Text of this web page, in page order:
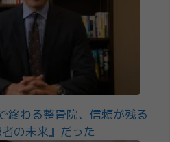
終わる整骨院、信頼が残る
の未来』だった